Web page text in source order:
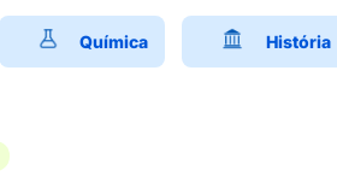
Química História